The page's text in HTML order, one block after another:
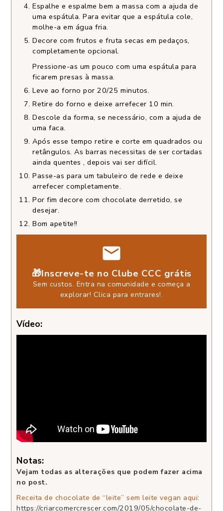
Espalhe e espalme bem a massa com a ajuda de
uma espátula. Para evitar que a espátula cole,
molhe-a em água fria.
Decore com frutos e fruta secas em pedaços,
completamente opcional.
Pressione-as um pouco com uma espátula para
ficarem presas à massa.
Leve ao forno por 20/25 minutos.
Retire do forno e deixe arrefecer 10 min.
Descole da forma, se necessário, com a ajuda de
uma faca.
Após esse tempo retire e corte em quadrados ou
retângulos. As barras necessitas de ser cortadas
ainda quentes , depois vai ser difícil.
Passe-as para um tabuleiro de rede e deixe
arrefecer completamente.
Por fim decore com chocolate derretido, se
desejar.
Bom apetite!!
🎁Inscreve-te no Clube CCC grátis
Sem custos. Entra na comunidade e começa a
explorar! Clica para entrares!.
Vídeo:
Notas:
Vejam todas as alterações que podem fazer acima
no post.
Receita de chocolate de “leite” sem leite vegan aqui:
https://criarcomercrescer.com/2019/05/chocolate-de-